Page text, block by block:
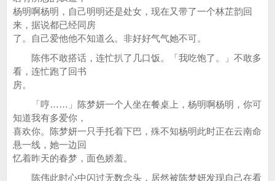
杨明啊杨明，自己明明还是处女，现在又带了一个林芷韵回
来，据说都已经同房
了。自己爱他他不知道么。非好好气气她不可。
陈伟不敢搭话，连忙扒了几口饭。「我吃饱了。」不敢多
看，连忙跑了回书
房。
「哼……」陈梦妍一个人坐在餐桌上，杨明啊杨明，你可
知道我有多爱你，
喜欢你。陈梦妍一只手托着下巴，殊不知杨明此时正在云南命
悬一线，她一边回
忆着昨天的春梦，面色娇羞。
陈伟此时心中闪过无数念头，居然被陈梦妍发现自己在看